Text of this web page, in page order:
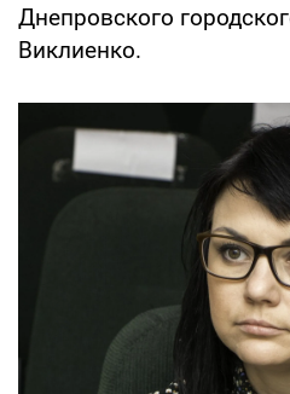
Днепровского
Виклиенко.